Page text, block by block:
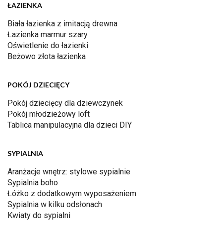
ŁAZIENKA
Biała łazienka z imitacją drewna
Łazienka marmur szary
Oświetlenie do łazienki
Beżowo złota łazienka
POKÓJ DZIECIĘCY
Pokój dziecięcy dla dziewczynek
Pokój młodzieżowy loft
Tablica manipulacyjna dla dzieci DIY
SYPIALNIA
Aranżacje wnętrz: stylowe sypialnie
Sypialnia boho
Łóżko z dodatkowym wyposażeniem
Sypialnia w kilku odsłonach
Kwiaty do sypialni